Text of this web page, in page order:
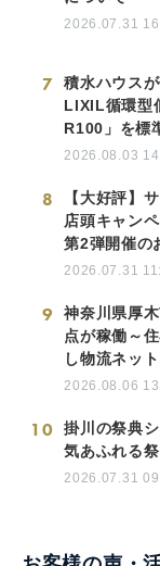
2026.07.31
7
積水ハウス
LIXIL循環型
R100」を標
2026.08.03
8
【大好評】
店頭キャン
第2弾開催の
2026.07.31
9
神奈川県厚
点が稼働～
し物流ネッ
2026.08.06
10
掛川の祭典
気あふれる
2026.07.31